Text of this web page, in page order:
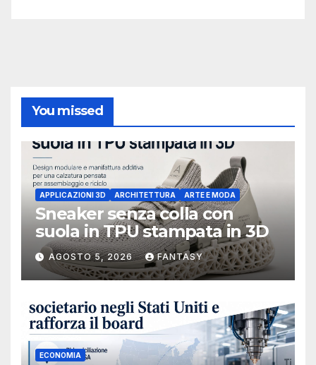
You missed
APPLICAZIONI 3D ARCHITETTURA ARTE E MODA
Sneaker senza colla con
suola in TPU stampata in 3D
AGOSTO 5, 2026 FANTASY
ECONOMIA